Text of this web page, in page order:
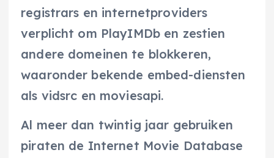
registrars en internetproviders
verplicht om PlayIMDb en zestien
andere domeinen te blokkeren,
waaronder bekende embed-diensten
als vidsrc en moviesapi.
Al meer dan twintig jaar gebruiken
piraten de Internet Movie Database